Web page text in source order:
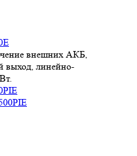
внешних АКБ,
выход, линейно-